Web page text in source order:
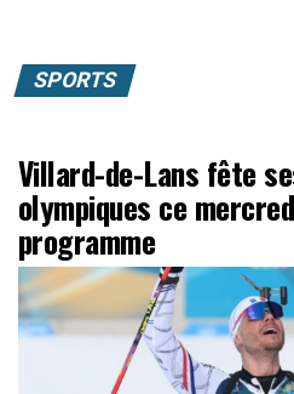
SPORTS
Villard-de-Lans fête
olympiques ce
programme